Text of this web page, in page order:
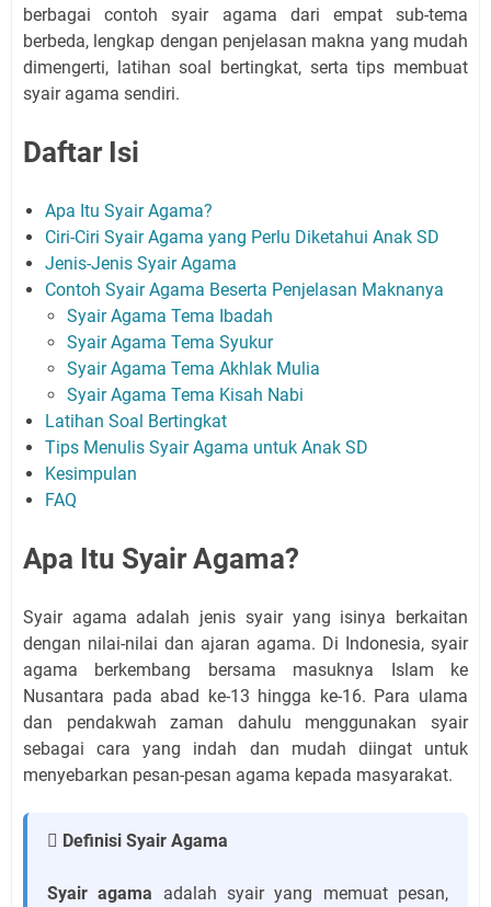
berbagai contoh syair agama dari empat sub-tema
berbeda, lengkap dengan penjelasan makna yang mudah
dimengerti, latihan soal bertingkat, serta tips membuat
syair agama sendiri.
Daftar Isi
Apa Itu Syair Agama?
Ciri-Ciri Syair Agama yang Perlu Diketahui Anak SD
Jenis-Jenis Syair Agama
Contoh Syair Agama Beserta Penjelasan Maknanya
Syair Agama Tema Ibadah
Syair Agama Tema Syukur
Syair Agama Tema Akhlak Mulia
Syair Agama Tema Kisah Nabi
Latihan Soal Bertingkat
Tips Menulis Syair Agama untuk Anak SD
Kesimpulan
FAQ
Apa Itu Syair Agama?
Syair agama adalah jenis syair yang isinya berkaitan
dengan nilai-nilai dan ajaran agama. Di Indonesia, syair
agama berkembang bersama masuknya Islam ke
Nusantara pada abad ke-13 hingga ke-16. Para ulama
dan pendakwah zaman dahulu menggunakan syair
sebagai cara yang indah dan mudah diingat untuk
menyebarkan pesan-pesan agama kepada masyarakat.
 Definisi Syair Agama
Syair agama adalah syair yang memuat pesan,